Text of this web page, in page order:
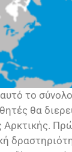
το
θα
Αρκτικής.